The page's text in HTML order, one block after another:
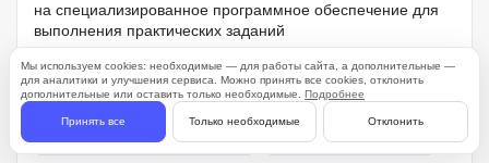
на специализированное программное обеспечение для
выполнения практических заданий
Свое портфолио Практика
Консультация экспертов Пробный период
Мы используем cookies: необходимые — для работы сайта, а дополнительные —
для аналитики и улучшения сервиса. Можно принять все cookies, отклонить
дополнительные или оставить только необходимые. Подробнее
Принять все Только необходимые Отклонить